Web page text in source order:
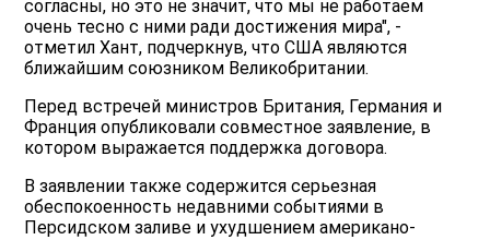
согласны, но это не значит, что мы не работаем
очень тесно с ними ради достижения мира", -
отметил Хант, подчеркнув, что США являются
ближайшим союзником Великобритании.
Перед встречей министров Британия, Германия и
Франция опубликовали совместное заявление, в
котором выражается поддержка договора.
В заявлении также содержится серьезная
обеспокоенность недавними событиями в
Персидском заливе и ухудшением американо-